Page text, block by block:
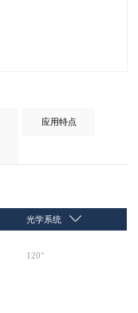
应用特点
光学系统
120°